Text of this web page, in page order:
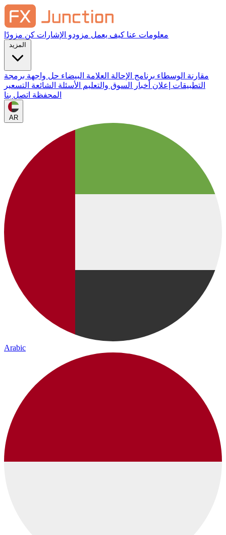
معلومات عنا كيف يعمل مزودو الإشارات كن مزودًا
مقارنة الوسطاء برنامج الإحالة العلامة البيضاء حل واجهة برمجة
التطبيقات
إعلان أخبار السوق والتعليم الأسئلة الشائعة التسعير
المحفظة اتصل بنا
AR
Arabic